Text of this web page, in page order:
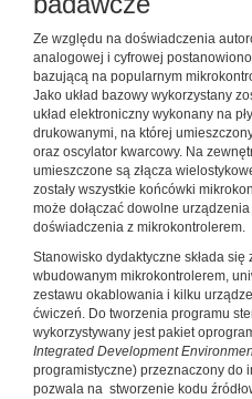
Ze względu na doświadczenia
analogowej i cyfrowej
bazującą na popularnym
Jako układ bazowy wykorzystany
układ elektroniczny wykonany na
drukowanymi, na której
oraz oscylator kwarcowy. Na
umieszczone są złącza
zostały wszystkie końcówki
może dołączać dowolne
doświadczenia z mikrokontrolerem.
Stanowisko dydaktyczne składa się
wbudowanym mikrokontrolerem,
zestawu okablowania i kilku
ćwiczeń. Do tworzenia programu
wykorzystywany jest pakiet
Integrated Development
programistyczne) przeznaczony do
pozwala na stworzenie kodu